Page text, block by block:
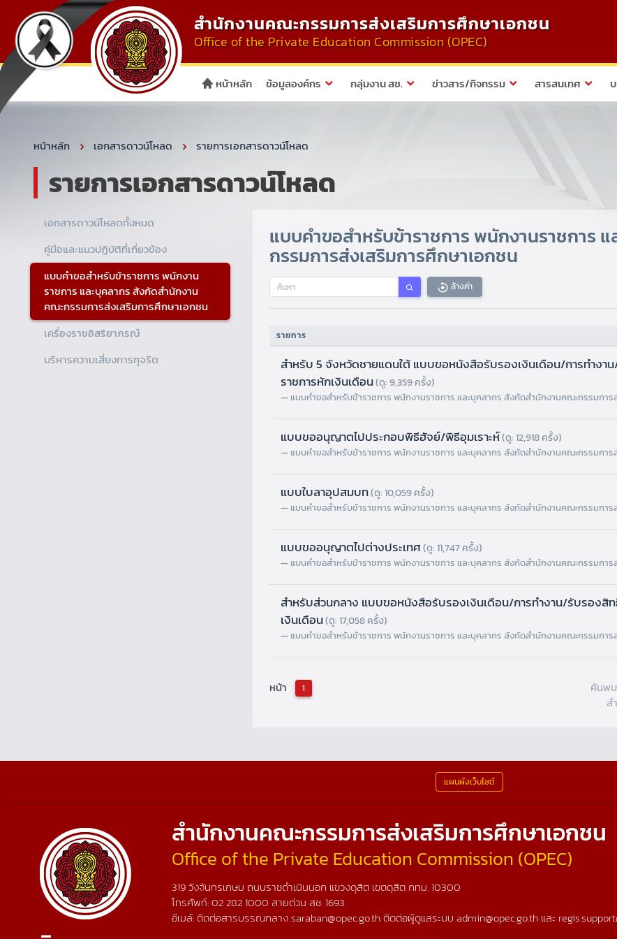
สำนักงานคณะกรรมการส่งเสริมการศึกษาเอกชน
Office of the Private Education Commission (OPEC)
หน้าหลัก ข้อมูลองค์กร กลุ่มงาน สช. ข่าวสาร/กิจกรรม สารสนเทศ
หน้าหลัก เอกสารดาวน์โหลด รายการเอกสารดาวน์โหลด
รายการเอกสารดาวน์โหลด
เอกสารดาวน์โหลดทั้งหมด
คู่มือและแนวปฏิบัติที่เกี่ยวข้อง
แบบคำขอสำหรับข้าราชการ พนักงาน
ราชการ และบุคลากร สังกัดสำนักงาน
คณะกรรมการส่งเสริมการศึกษาเอกชน
เครื่องราชอิสริยาภรณ์
บริหารความเสี่ยงการทุจริต
แบบคำขอสำหรับข้าราชการ พนักงานราชการ
กรรมการส่งเสริมการศึกษาเอกชน
ล้างค่า
รายการ
สำหรับ 5 จังหวัดชายแดนใต้ แบบขอหนังสือรับรองเงินเดือน/การทำง
ราชการหักเงินเดือน(ดู: 9,359 ครั้ง)
แบบคำขอสำหรับข้าราชการ พนักงานราชการ และบุคลากร สังกัดสำนักงานคณะกรรมการ
แบบขออนุญาตไปประกอบพิธีฮัจย์/พิธีอุมเราะห์(ดู: 12,918 ครั้ง)
แบบคำขอสำหรับข้าราชการ พนักงานราชการ และบุคลากร สังกัดสำนักงานคณะกรรมการ
แบบใบลาอุปสมบท(ดู: 10,059 ครั้ง)
แบบคำขอสำหรับข้าราชการ พนักงานราชการ และบุคลากร สังกัดสำนักงานคณะกรรมการ
แบบขออนุญาตไปต่างประเทศ(ดู: 11,747 ครั้ง)
แบบคำขอสำหรับข้าราชการ พนักงานราชการ และบุคลากร สังกัดสำนักงานคณะกรรมการ
สำหรับส่วนกลาง แบบขอหนังสือรับรองเงินเดือน/การทำงาน/รับรอง
เงินเดือน(ดู: 17,058 ครั้ง)
แบบคำขอสำหรับข้าราชการ พนักงานราชการ และบุคลากร สังกัดสำนักงานคณะกรรมการ
หน้า 1
ค้นพ
ส
แผนผังเว็บไซต์
สำนักงานคณะกรรมการส่งเสริมการศึกษาเอกชน
Office of the Private Education Commission (OPEC)
319 วังจันทรเกษม ถนนราชดำเนินนอก แขวงดุสิต เขตดุสิต กทม. 10300
โทรศัพท์:02 282 1000 สายด่วน สช.1693
อีเมล์: ติดต่อสารบรรณกลาง saraban@opec.go.th ติดต่อผู้ดูแลระบบ admin@opec.go.th และ